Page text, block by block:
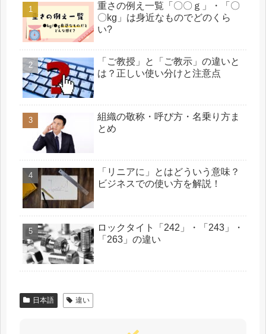
重さの例え一覧「〇〇ｇ」・「〇
〇kg」は身近なものでどのくら
い?
「ご教授」と「ご教示」の違いと
は？正しい使い分けと注意点
組織の敬称・呼び方・名乗り方ま
とめ
「リニアに」とはどういう意味？
ビジネスでの使い方を解説！
ロックタイト「242」・「243」・
「263」の違い
日本語 違い